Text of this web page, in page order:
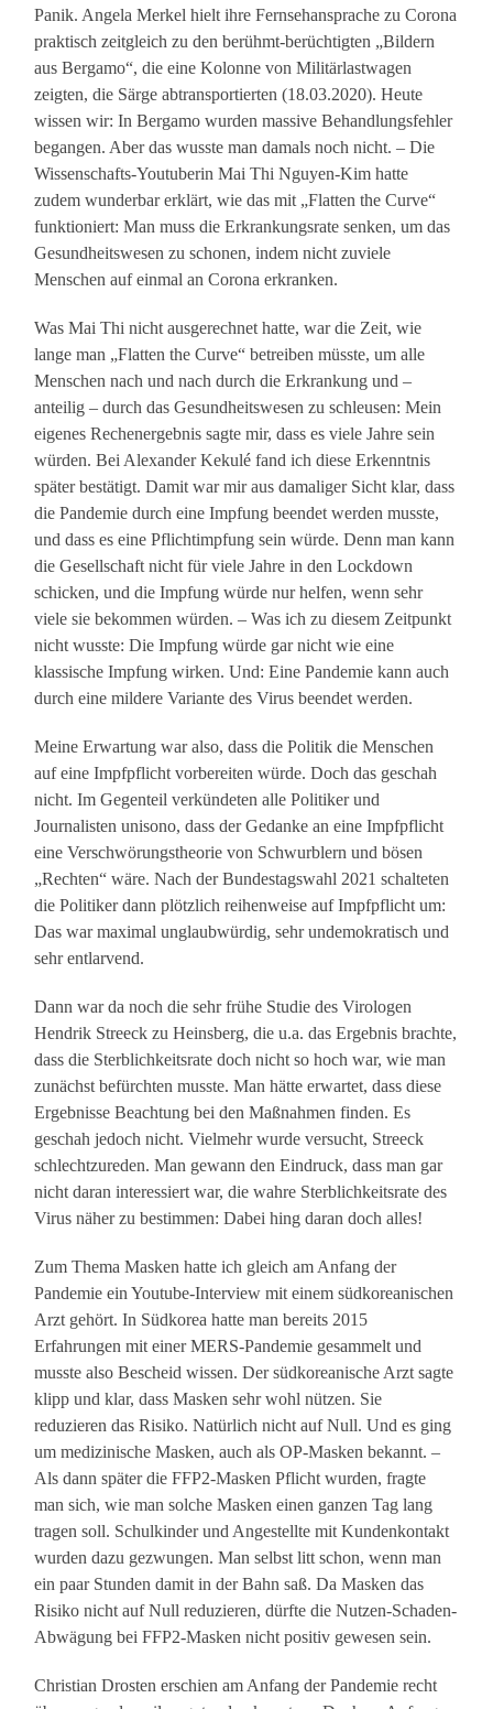
Panik. Angela Merkel hielt ihre Fernsehansprache zu Corona
praktisch zeitgleich zu den berühmt-berüchtigten „Bildern
aus Bergamo“, die eine Kolonne von Militärlastwagen
zeigten, die Särge abtransportierten (18.03.2020). Heute
wissen wir: In Bergamo wurden massive Behandlungsfehler
begangen. Aber das wusste man damals noch nicht. – Die
Wissenschafts-Youtuberin Mai Thi Nguyen-Kim hatte
zudem wunderbar erklärt, wie das mit „Flatten the Curve“
funktioniert: Man muss die Erkrankungsrate senken, um das
Gesundheitswesen zu schonen, indem nicht zuviele
Menschen auf einmal an Corona erkranken.
Was Mai Thi nicht ausgerechnet hatte, war die Zeit, wie
lange man „Flatten the Curve“ betreiben müsste, um alle
Menschen nach und nach durch die Erkrankung und –
anteilig – durch das Gesundheitswesen zu schleusen: Mein
eigenes Rechenergebnis sagte mir, dass es viele Jahre sein
würden. Bei Alexander Kekulé fand ich diese Erkenntnis
später bestätigt. Damit war mir aus damaliger Sicht klar, dass
die Pandemie durch eine Impfung beendet werden musste,
und dass es eine Pflichtimpfung sein würde. Denn man kann
die Gesellschaft nicht für viele Jahre in den Lockdown
schicken, und die Impfung würde nur helfen, wenn sehr
viele sie bekommen würden. – Was ich zu diesem Zeitpunkt
nicht wusste: Die Impfung würde gar nicht wie eine
klassische Impfung wirken. Und: Eine Pandemie kann auch
durch eine mildere Variante des Virus beendet werden.
Meine Erwartung war also, dass die Politik die Menschen
auf eine Impfpflicht vorbereiten würde. Doch das geschah
nicht. Im Gegenteil verkündeten alle Politiker und
Journalisten unisono, dass der Gedanke an eine Impfpflicht
eine Verschwörungstheorie von Schwurblern und bösen
„Rechten“ wäre. Nach der Bundestagswahl 2021 schalteten
die Politiker dann plötzlich reihenweise auf Impfpflicht um:
Das war maximal unglaubwürdig, sehr undemokratisch und
sehr entlarvend.
Dann war da noch die sehr frühe Studie des Virologen
Hendrik Streeck zu Heinsberg, die u.a. das Ergebnis brachte,
dass die Sterblichkeitsrate doch nicht so hoch war, wie man
zunächst befürchten musste. Man hätte erwartet, dass diese
Ergebnisse Beachtung bei den Maßnahmen finden. Es
geschah jedoch nicht. Vielmehr wurde versucht, Streeck
schlechtzureden. Man gewann den Eindruck, dass man gar
nicht daran interessiert war, die wahre Sterblichkeitsrate des
Virus näher zu bestimmen: Dabei hing daran doch alles!
Zum Thema Masken hatte ich gleich am Anfang der
Pandemie ein Youtube-Interview mit einem südkoreanischen
Arzt gehört. In Südkorea hatte man bereits 2015
Erfahrungen mit einer MERS-Pandemie gesammelt und
musste also Bescheid wissen. Der südkoreanische Arzt sagte
klipp und klar, dass Masken sehr wohl nützen. Sie
reduzieren das Risiko. Natürlich nicht auf Null. Und es ging
um medizinische Masken, auch als OP-Masken bekannt. –
Als dann später die FFP2-Masken Pflicht wurden, fragte
man sich, wie man solche Masken einen ganzen Tag lang
tragen soll. Schulkinder und Angestellte mit Kundenkontakt
wurden dazu gezwungen. Man selbst litt schon, wenn man
ein paar Stunden damit in der Bahn saß. Da Masken das
Risiko nicht auf Null reduzieren, dürfte die Nutzen-Schaden-
Abwägung bei FFP2-Masken nicht positiv gewesen sein.
Christian Drosten erschien am Anfang der Pandemie recht